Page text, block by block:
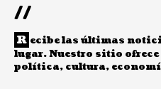
//
R ecibe las últimas
lugar. Nuestro sitio
política, cultura,